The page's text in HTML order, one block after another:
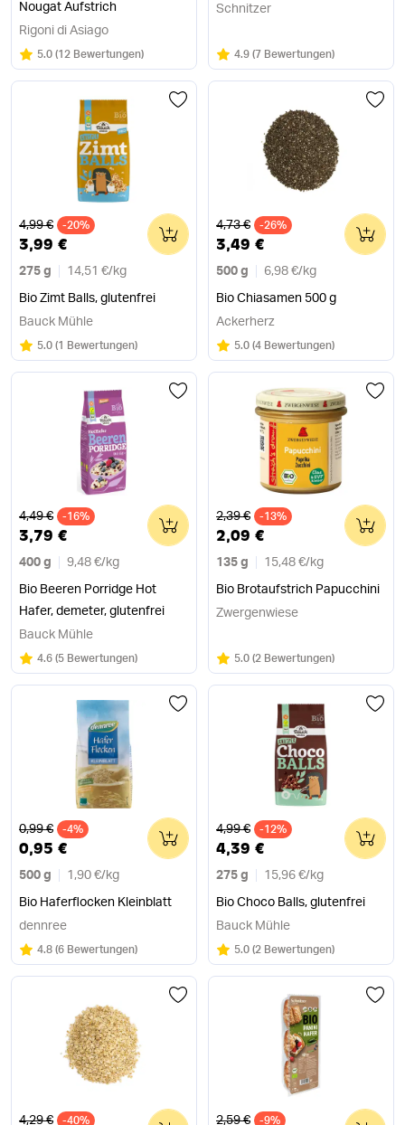
Nougat Aufstrich
Rigoni di Asiago
Bewertung:
5.0/5
(12 Bewertungen)
Schnitzer
Bewertung:
4.9/5
(7 Bewertungen)
Alter Preis
4,99 € -20%
3,99 €
275 g 14,51 €/ kg
Bio Zimt Balls, glutenfrei
0
Bauck Mühle
Bewertung:
5.0/5
(1 Bewertungen)
Alter Preis
4,73 € -26%
3,49 €
500 g 6,98 €/ kg
Bio Chiasamen 500 g
0
Ackerherz
Bewertung:
5.0/5
(4 Bewertungen)
Alter Preis
4,49 € -16%
3,79 €
400 g 9,48 €/ kg
Bio Beeren Porridge Hot
Hafer, demeter, glutenfrei
0
Bauck Mühle
Bewertung:
4.6/5
(5 Bewertungen)
Alter Preis
2,39 € -13%
2,09 €
135 g 15,48 €/ kg
Bio Brotaufstrich Papucchini
0
Zwergenwiese
Bewertung:
5.0/5
(2 Bewertungen)
Alter Preis
0,99 € -4%
0,95 €
500 g 1,90 €/ kg
Bio Haferflocken Kleinblatt
0
dennree
Bewertung:
4.8/5
(6 Bewertungen)
Alter Preis
4,99 € -12%
4,39 €
275 g 15,96 €/ kg
Bio Choco Balls, glutenfrei
0
Bauck Mühle
Bewertung:
5.0/5
(2 Bewertungen)
Alter Preis
4,29 € -40% Alter Preis
2,59 € -9%